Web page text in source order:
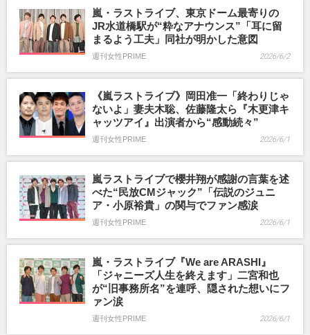
嵐・ラストライブ、東京ドーム最寄りの
JR水道橋駅が“粋なアナウンス”「耳に留
まるよう工夫」同社が明かした意図
週刊女性PRIME 2026/6/2
《嵐ラストライブ》岡田准一「終わりじゃ
ないよ」妻夫木聡、佐藤隆太ら『木更津キ
ャッツアイ』出演者から“感動続々”
週刊女性PRIME 2026/6/1
嵐ラストライブで櫻井翔が感謝の言葉を述
べた“民放CMジャック”「伝説のジュニ
ア・小原裕貴」の関与でファン感涙
週刊女性PRIME 2026/6/1
嵐・ラストライブ『We are ARASHI』
「ジャニーズ人生を終えます」二宮和也
が“旧事務所名”を連呼、隠された想いにフ
ァン涙
週刊女性PRIME 2026/6/1